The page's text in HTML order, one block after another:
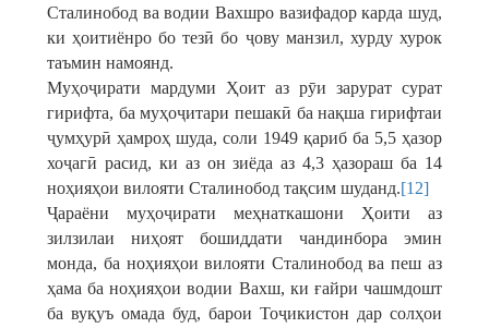
Сталинобод ва водии Вахшро вазифадор карда шуд,
ки ҳоитиёнро бо тезӣ бо ҷову манзил, хурду хурок
таъмин намоянд.
Муҳоҷирати мардуми Ҳоит аз рӯи зарурат сурат
гирифта, ба муҳоҷитари пешакӣ ба нақша гирифтаи
ҷумҳурӣ ҳамроҳ шуда, соли 1949 қариб ба 5,5 ҳазор
хоҷагӣ расид, ки аз он зиёда аз 4,3 ҳазораш ба 14
ноҳияҳои вилояти Сталинобод тақсим шуданд.[12]
Ҷараёни муҳоҷирати меҳнаткашони Ҳоити аз
зилзилаи ниҳоят бошиддати чандинбора эмин
монда, ба ноҳияҳои вилояти Сталинобод ва пеш аз
ҳама ба ноҳияҳои водии Вахш, ки ғайри чашмдошт
ба вуқуъ омада буд, барои Тоҷикистон дар солҳои